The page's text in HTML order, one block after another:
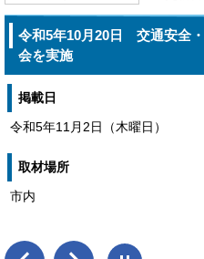
令和5年10月20日 交通安全
会を実施
掲載日
令和5年11月2日（木曜日）
取材場所
市内